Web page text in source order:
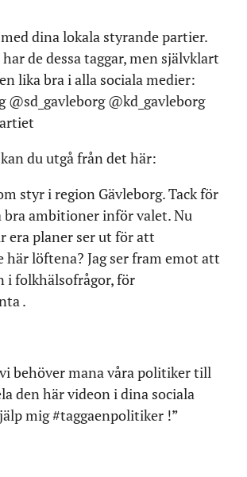
dina lokala styrande partier.
de dessa taggar, men självklart
lika bra i alla sociala medier:
@sd_gavleborg @kd_gavleborg
du utgå från det här:
styr i region Gävleborg. Tack för
bra ambitioner inför valet. Nu
era planer ser ut för att
här löftena? Jag ser fram emot att
i folkhälsofrågor, för
.
behöver mana våra politiker till
den här videon i dina sociala
mig #taggaenpolitiker !”